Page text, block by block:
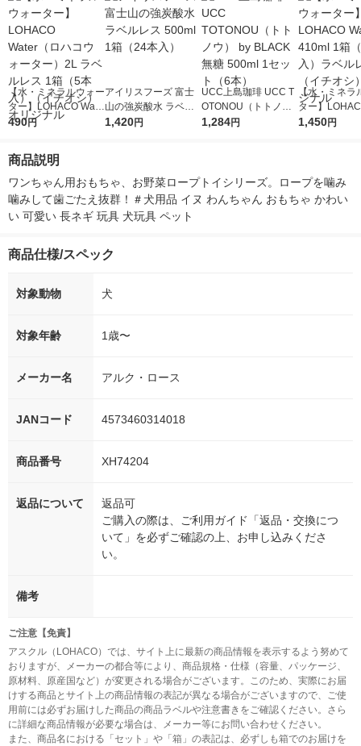
【水・ミネラルウォー
ター】LOHACO Wate
r（ロハコウォータ
シ） オリジナル
490円
アイリスフーズ 富士
山の強炭酸水 ラベル
レス 500ml 1箱（24
1,420円
UCC上島珈琲 UCC T
OTONOU（トトノ
ウ） by BLACK無糖 5
1,284円
【水・ミネラ
ター】
r 410ml 1箱（
1,450円
商品説明
ワンちゃん用おもちゃ、お野菜ロープトイシリーズ。ロープを噛み
噛みして歯ごたえ抜群！＃犬用品 イヌ わんちゃん おもちゃ かわい
い 可愛い 長ネギ 玩具 犬玩具 ペット
商品仕様/スペック
対象動物 犬
対象年齢 1歳〜
メーカー名 アルク・ロース
JANコード 4573460314018
商品番号 XH74204
返品について
返品可
ご購入の際は、ご利用ガイド「返品・交換につ
いて」を必ずご確認の上、お申し込みくださ
い。
備考
ご注意【免責】
アスクル（LOHACO）では、サイト上に最新の商品情報を表示するよう努めて
おりますが、メーカーの都合等により、商品規格・仕様（容量、パッケージ、
原材料、原産国など）が変更される場合がございます。このため、実際にお届
けする商品とサイト上の商品情報の表記が異なる場合がございますので、ご使
用前には必ずお届けした商品の商品ラベルや注意書きをご確認ください。さら
に詳細な商品情報が必要な場合は、メーカー等にお問い合わせください。
また、商品名における「セット」や「箱」の表記は、必ずしも箱でのお届けを